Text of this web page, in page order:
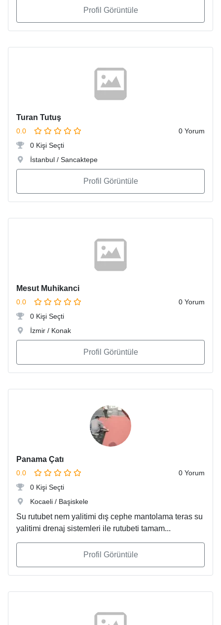
Profil Görüntüle
Turan Tutuş
0.0
0 Yorum
0 Kişi Seçti
İstanbul / Sancaktepe
Profil Görüntüle
Mesut Muhikanci
0.0
0 Yorum
0 Kişi Seçti
İzmir / Konak
Profil Görüntüle
Panama Çatı
0.0
0 Yorum
0 Kişi Seçti
Kocaeli / Başiskele
Su rutubet nem yalitimi dış cephe mantolama teras su
yalitimi drenaj sistemleri ile rutubeti tamam...
Profil Görüntüle